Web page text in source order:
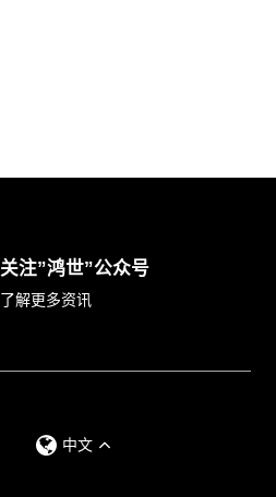
关注”鸿世”公众号
了解更多资讯
中文